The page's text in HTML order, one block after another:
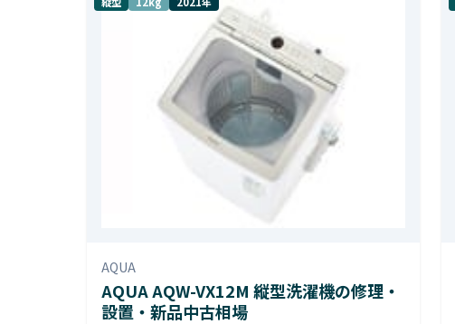
AQUA
AQUA AQW-VX12M 縦型洗濯機の修理・
設置・新品中古相場